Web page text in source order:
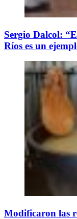
Sergio Dalcol:
Ríos es un
Modificaron las